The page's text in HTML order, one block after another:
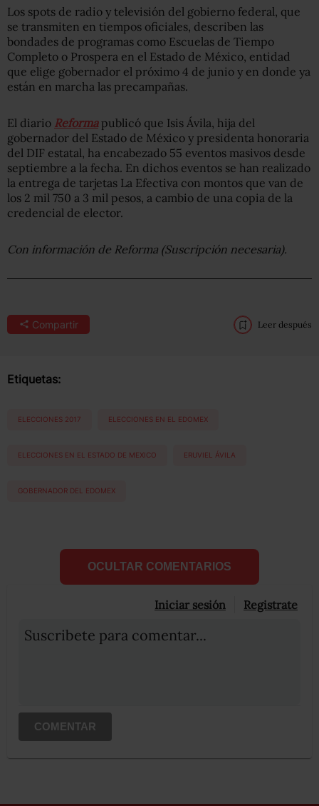
Los spots de radio y televisión del gobierno federal, que
se transmiten en tiempos oficiales, describen las
bondades de programas como Escuelas de Tiempo
Completo o Prospera en el Estado de México, entidad
que elige gobernador el próximo 4 de junio y en donde ya
están en marcha las precampañas.
El diario Reformapublicó que Isis Ávila, hija del
gobernador del Estado de México y presidenta honoraria
del DIF estatal, ha encabezado 55 eventos masivos desde
septiembre a la fecha. En dichos eventos se han realizado
la entrega de tarjetas La Efectiva con montos que van de
los 2 mil 750 a 3 mil pesos, a cambio de una copia de la
credencial de elector.
Con información de Reforma (Suscripción necesaria).
Compartir Leer después
Etiquetas:
ELECCIONES 2017 ELECCIONES EN EL EDOMEX
ELECCIONES EN EL ESTADO DE MEXICO ERUVIEL ÁVILA
GOBERNADOR DEL EDOMEX
OCULTAR COMENTARIOS
Iniciar sesión Registrate
Suscribete para comentar...
COMENTAR